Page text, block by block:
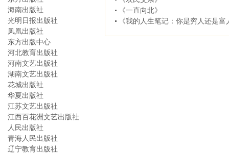
海南出版社
光明日报出版社
凤凰出版社
东方出版中心
河北教育出版社
河南文艺出版社
湖南文艺出版社
花城出版社
华夏出版社
江苏文艺出版社
江西百花洲文艺出版社
人民出版社
青海人民出版社
辽宁教育出版社
《一直向北》
《我的人生笔记：你是穷人还是富